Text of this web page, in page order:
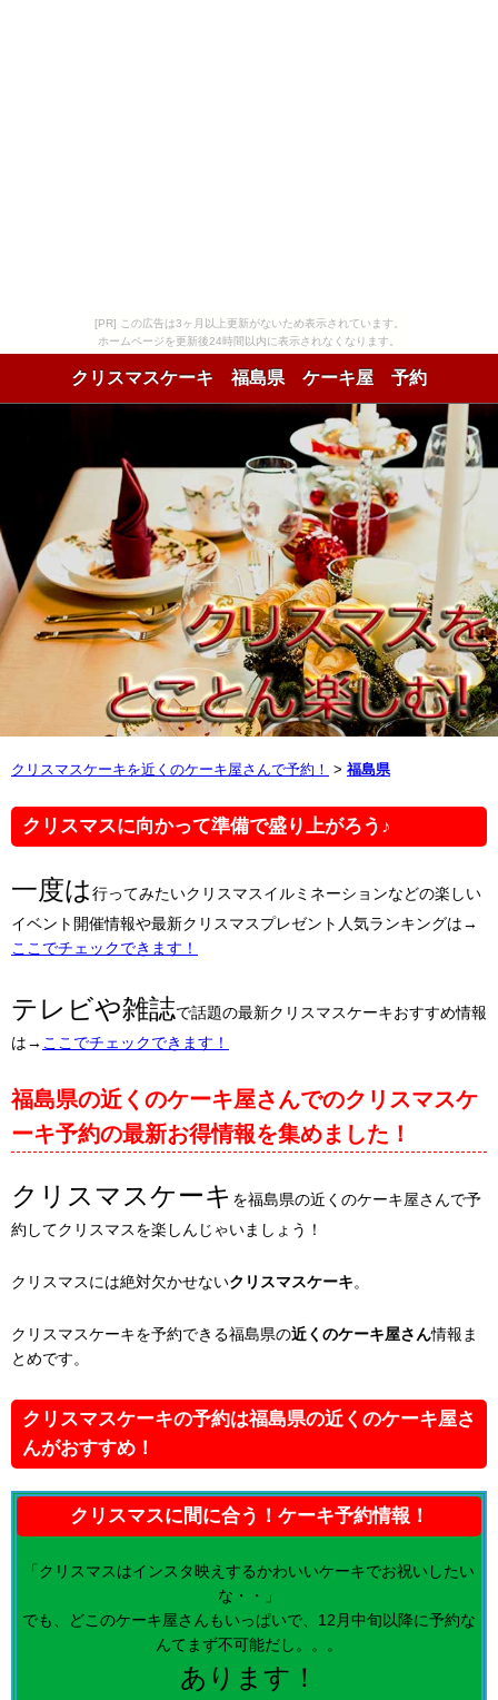
[PR] この広告は3ヶ月以上更新がないため表示されています。
ホームページを更新後24時間以内に表示されなくなります。
クリスマスケーキ 福島県 ケーキ屋 予約
クリスマスケーキを近くのケーキ屋さんで予約！ > 福島県
クリスマスに向かって準備で盛り上がろう♪
一度は行ってみたいクリスマスイルミネーションなどの楽しい
イベント開催情報や最新クリスマスプレゼント人気ランキングは→
ここでチェックできます！
テレビや雑誌で話題の最新クリスマスケーキおすすめ情報
は→ ここでチェックできます！
福島県の近くのケーキ屋さんでのクリスマスケ
ーキ予約の最新お得情報を集めました！
クリスマスケーキ を福島県の近くのケーキ屋さんで予
約してクリスマスを楽しんじゃいましょう！
クリスマスには絶対欠かせないクリスマスケーキ。
クリスマスケーキを予約できる福島県の近くのケーキ屋さん情報ま
とめです。
クリスマスケーキの予約は福島県の近くのケーキ屋さ
んがおすすめ！
クリスマスに間に合う！ケーキ予約情報！
「クリスマスはインスタ映えするかわいいケーキでお祝いしたい
な・・」
でも、どこのケーキ屋さんもいっぱいで、12月中旬以降に予約な
んてまず不可能だし。。。
あります！